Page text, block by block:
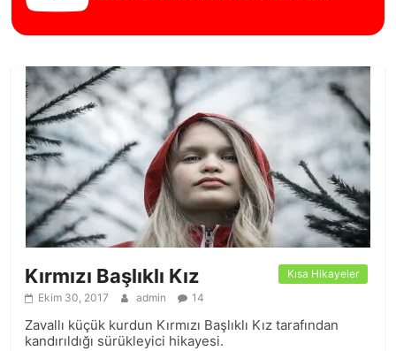
Kısa Hikayeler
Kırmızı Başlıklı Kız
Ekim 30, 2017 admin 14
Zavallı küçük kurdun Kırmızı Başlıklı Kız tarafından
kandırıldığı sürükleyici hikayesi.